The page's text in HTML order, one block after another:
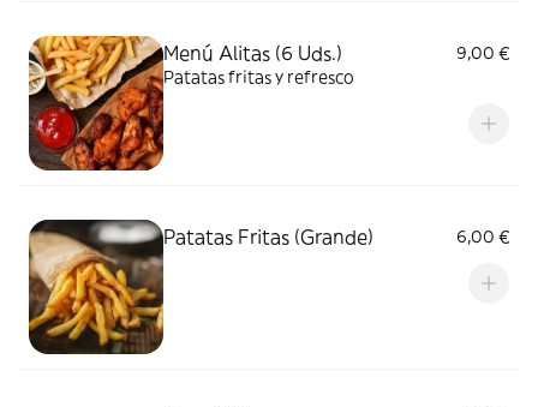
Menú Alitas (6 Uds.)
9,00 €
Patatas fritas y refresco
Patatas Fritas (Grande) 6,00 €